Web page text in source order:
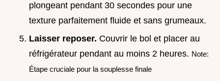
plongeant pendant 30 secondes pour une
texture parfaitement fluide et sans grumeaux.
Laisser reposer. Couvrir le bol et placer au
réfrigérateur pendant au moins 2 heures. Note:
Étape cruciale pour la souplesse finale